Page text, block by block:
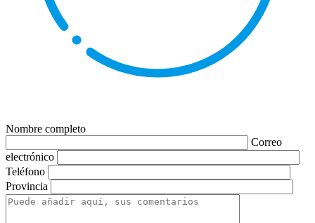
Nombre completo
Correo
electrónico
Teléfono
Provincia